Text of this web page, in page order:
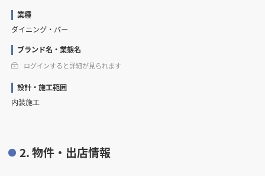
業種
ダイニング・バー
ブランド名・業態名
ログインすると詳細が見られます
設計・施工範囲
内装施工
2. 物件・出店情報